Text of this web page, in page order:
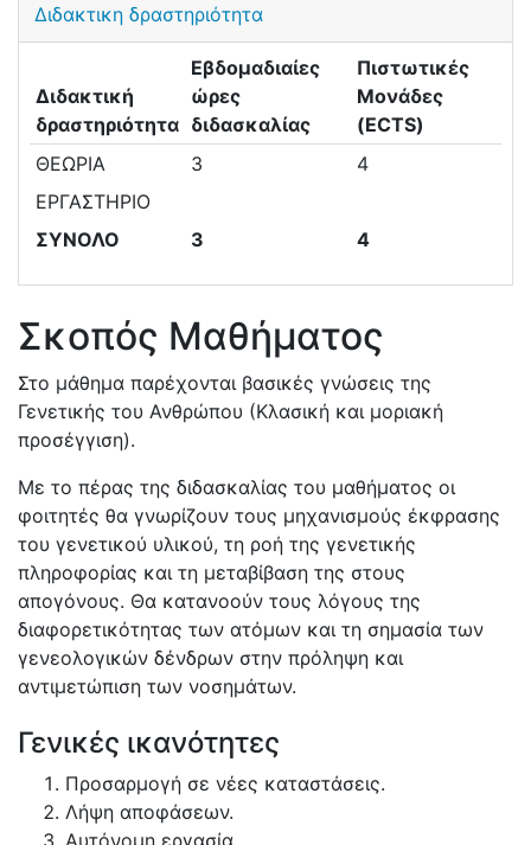
Διδακτικη δραστηριότητα
Διδακτική
δραστηριότητα
Εβδομαδιαίες
ώρες
διδασκαλίας
Πιστωτικές
Μονάδες
(ECTS)
ΘΕΩΡΙΑ
3
4
ΕΡΓΑΣΤΗΡΙΟ
ΣΥΝΟΛΟ
3 4
Σκοπός Μαθήματος
Στο μάθημα παρέχονται βασικές γνώσεις της
Γενετικής του Ανθρώπου (Κλασική και μοριακή
προσέγγιση).
Με το πέρας της διδασκαλίας του μαθήματος οι
φοιτητές θα γνωρίζουν τους μηχανισμούς έκφρασης
του γενετικού υλικού, τη ροή της γενετικής
πληροφορίας και τη μεταβίβαση της στους
απογόνους. Θα κατανοούν τους λόγους της
διαφορετικότητας των ατόμων και τη σημασία των
γενεολογικών δένδρων στην πρόληψη και
αντιμετώπιση των νοσημάτων.
Γενικές ικανότητες
Προσαρμογή σε νέες καταστάσεις.
Λήψη αποφάσεων.
Αυτόνομη εργασία.